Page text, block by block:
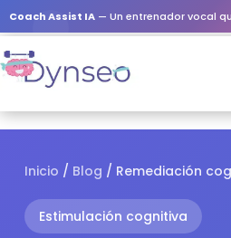
Coach Assist IA — Un entrenador vocal que juega con tus
Inicio / Blog / Remediación
Estimulación cognitiva